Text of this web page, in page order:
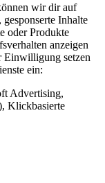
wir dir auf
Inhalte
oder Produkte
anzeigen
Einwilligung setzen
ein:
Advertising,
Klickbasierte